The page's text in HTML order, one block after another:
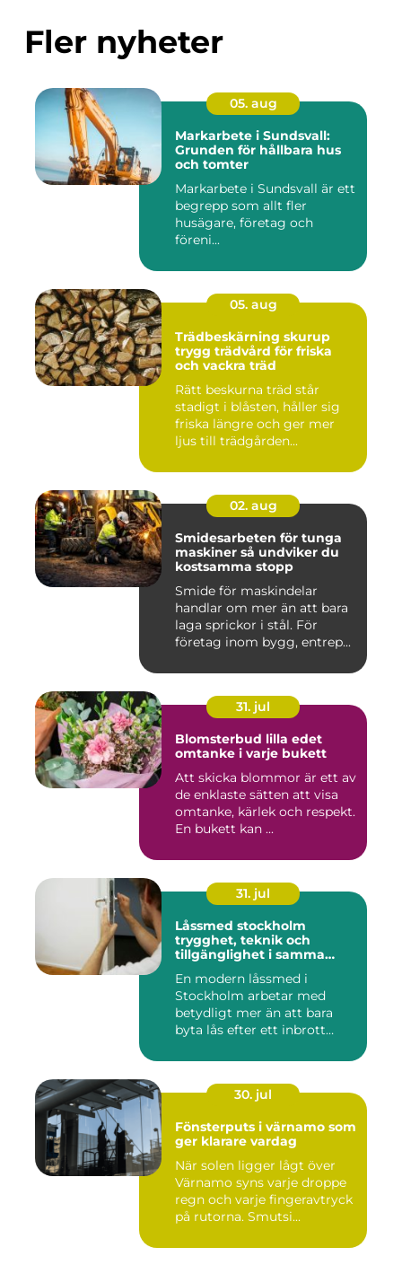
Fler nyheter
05. aug
Markarbete i Sundsvall:
Grunden för hållbara hus
och tomter
Markarbete i Sundsvall är ett
begrepp som allt fler
husägare, företag och
föreni...
05. aug
Trädbeskärning skurup
trygg trädvård för friska
och vackra träd
Rätt beskurna träd står
stadigt i blåsten, håller sig
friska längre och ger mer
ljus till trädgården...
02. aug
Smidesarbeten för tunga
maskiner så undviker du
kostsamma stopp
Smide för maskindelar
handlar om mer än att bara
laga sprickor i stål. För
företag inom bygg, entrep...
31. jul
Blomsterbud lilla edet
omtanke i varje bukett
Att skicka blommor är ett av
de enklaste sätten att visa
omtanke, kärlek och respekt.
En bukett kan ...
31. jul
Låssmed stockholm
trygghet, teknik och
tillgänglighet i samma
En modern låssmed i
Stockholm arbetar med
betydligt mer än att bara
byta lås efter ett inbrott
30. jul
Fönsterputs i värnamo som
ger klarare vardag
När solen ligger lågt över
Värnamo syns varje droppe
regn och varje fingeravtryck
på rutorna. Smutsi...